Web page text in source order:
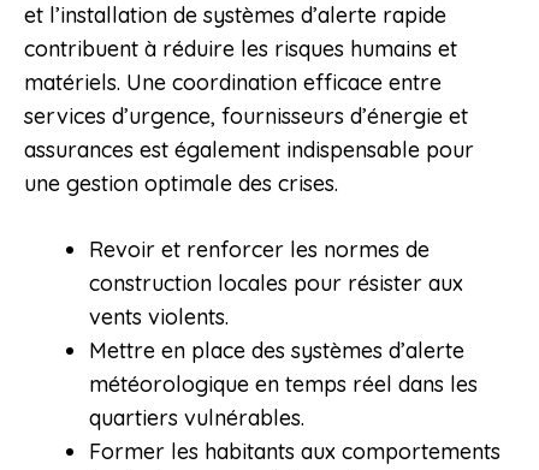
et l’installation de systèmes d’alerte rapide
contribuent à réduire les risques humains et
matériels. Une coordination efficace entre
services d’urgence, fournisseurs d’énergie et
assurances est également indispensable pour
une gestion optimale des crises.
Revoir et renforcer les normes de
construction locales pour résister aux
vents violents.
Mettre en place des systèmes d’alerte
météorologique en temps réel dans les
quartiers vulnérables.
Former les habitants aux comportements